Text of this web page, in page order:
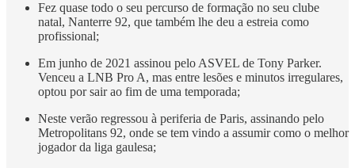
Fez quase todo o seu percurso de formação no seu clube
natal, Nanterre 92, que também lhe deu a estreia como
profissional;
Em junho de 2021 assinou pelo ASVEL de Tony Parker.
Venceu a LNB Pro A, mas entre lesões e minutos irregulares,
optou por sair ao fim de uma temporada;
Neste verão regressou à periferia de Paris, assinando pelo
Metropolitans 92, onde se tem vindo a assumir como o melhor
jogador da liga gaulesa;